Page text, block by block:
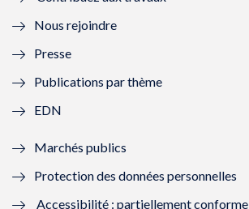
l
f
n
ê
e
n
ê
Nous rejoindre
Presse
Publications par thème
EDN
Marchés publics
Protection des données personnelles
Accessibilité : partiellement conforme